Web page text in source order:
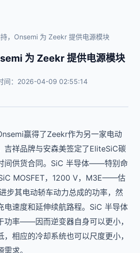
，Onsemi 为 Zeekr 提供电源模块
为 Zeekr 提供电源模块
间：2026-04-09 02:55:14
赢得了Zeekr作为另一家电动
吉祥品牌与安森美签定了EliteSiC碳
间供货合同。SiC 半导体——特别命
MOSFET，1200 V，M3E——估
步其电动轿车动力总成的功率，然
电速度和延伸续航路程。SiC 半导体
功率——因而逆变器自身可以更小，
相应的冷却系统也可以尺度更小，
求。